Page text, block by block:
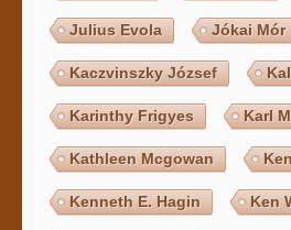
Julius Evola Jókai Mór
Kaczvinszky József
Karinthy Frigyes Karl
Kathleen Mcgowan
Kenneth E. Hagin Ken